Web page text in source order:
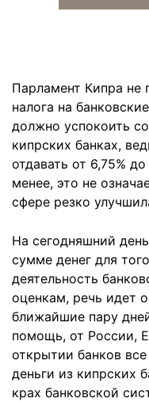
Парламент Кипра не
налога на
должно успокоить
кипрских банках,
отдавать от 6,75%
менее, это не
сфере резко
На сегодняшний
сумме денег для
деятельность
оценкам, речь идет
ближайшие пару
помощь, от России,
открытии банков
деньги из кипрских
крах банковской